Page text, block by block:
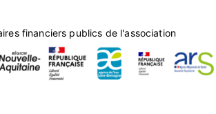
financiers publics de l'association